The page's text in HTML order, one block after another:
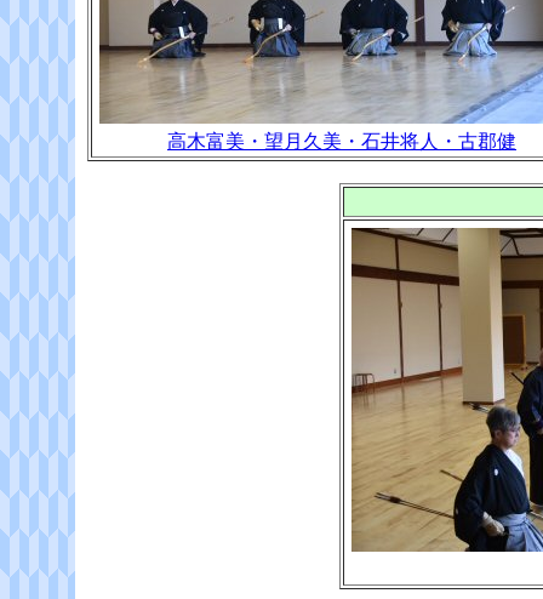
高木富美・望月久美・石井将人・古郡健